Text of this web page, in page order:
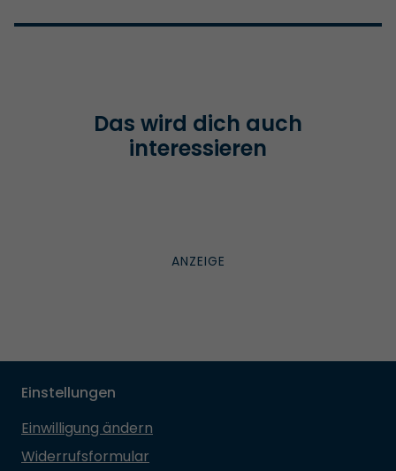
Das wird dich auch
interessieren
Einstellungen
Einwilligung ändern
Widerrufsformular